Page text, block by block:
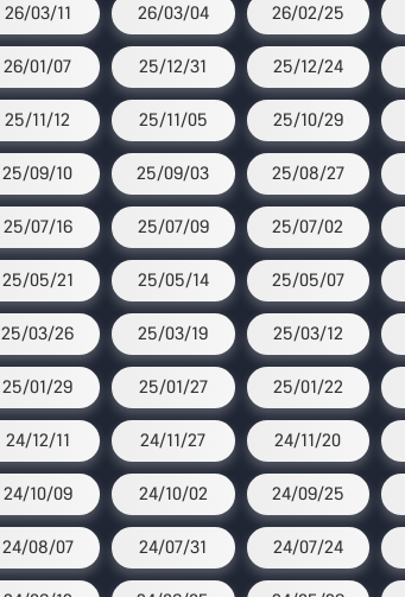
26/03/11 26/03/04 26/02/25
26/01/07 25/12/31 25/12/24
25/11/12 25/11/05 25/10/29
25/09/10 25/09/03 25/08/27
25/07/16 25/07/09 25/07/02
25/05/21 25/05/14 25/05/07
25/03/26 25/03/19 25/03/12
25/01/29 25/01/27 25/01/22
24/12/11 24/11/27 24/11/20
24/10/09 24/10/02 24/09/25
24/08/07 24/07/31 24/07/24